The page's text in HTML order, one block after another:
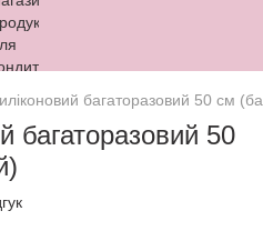
багаторазовий 50 см
багаторазовий 50